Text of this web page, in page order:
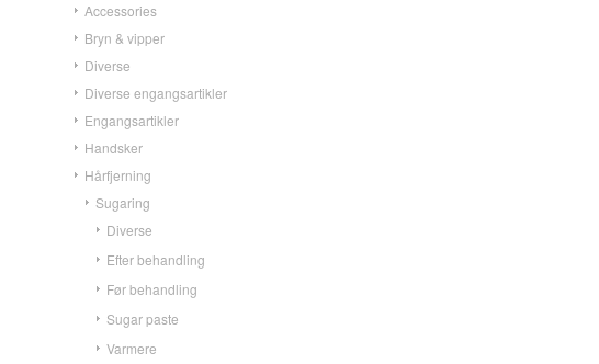
Accessories
Bryn & vipper
Diverse
Diverse engangsartikler
Engangsartikler
Handsker
Hårfjerning
Sugaring
Diverse
Efter behandling
Før behandling
Sugar paste
Varmere